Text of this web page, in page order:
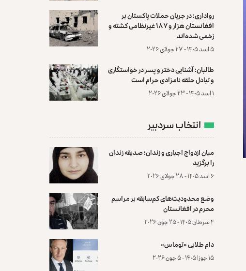
رواداری: در جریان حملات پاکستان بر
افغانستان هزار و ۱۸۷ غیرنظامی کشته و
زخمی شده‌اند
۵ اسد ۱۴۰۵ - ۲۷ جولای ۲۰۲۶
طالبان: آشنایی دختر و پسر در خواستگاری
و تبادل حلقه نامزادی حرام است
۱ اسد ۱۴۰۵ - ۲۳ جولای ۲۰۲۶
انتخاب سردبیر
میان ازدواج اجباری و زندان؛ صدیقه زندان
را برگزید
۶ اسد ۱۴۰۵ - ۲۸ جولای ۲۰۲۶
وضع محدودیت‌های کم‌سابقه بر مراسم
محرم در افغانستان
۴ سرطان ۱۴۰۵ - ۲۵ جون ۲۰۲۶
دام طلایی «توماس»
۱۵ جوزا ۱۴۰۵ - ۵ جون ۲۰۲۶